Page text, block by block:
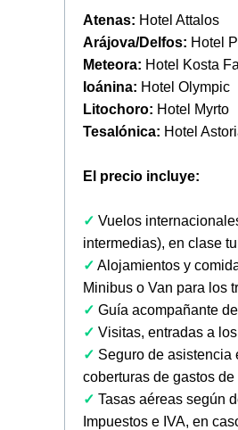
Atenas: Hotel Attalos
Arájova/Delfos: Hotel
Meteora: Hotel Kosta
Ioánina: Hotel Olympic
Litochoro: Hotel Myrto
Tesalónica: Hotel
El precio incluye:
✓ Vuelos
intermedias), en clase
✓ Alojamientos y
Minibus o Van para los
✓ Guía acompañante
✓ Visitas, entradas a
✓ Seguro de asistencia
coberturas de gastos
✓ Tasas aéreas según
Impuestos e IVA, en